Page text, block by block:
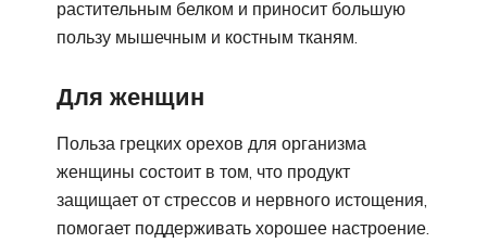
растительным белком и приносит большую
пользу мышечным и костным тканям.
Для женщин
Польза грецких орехов для организма
женщины состоит в том, что продукт
защищает от стрессов и нервного истощения,
помогает поддерживать хорошее настроение.